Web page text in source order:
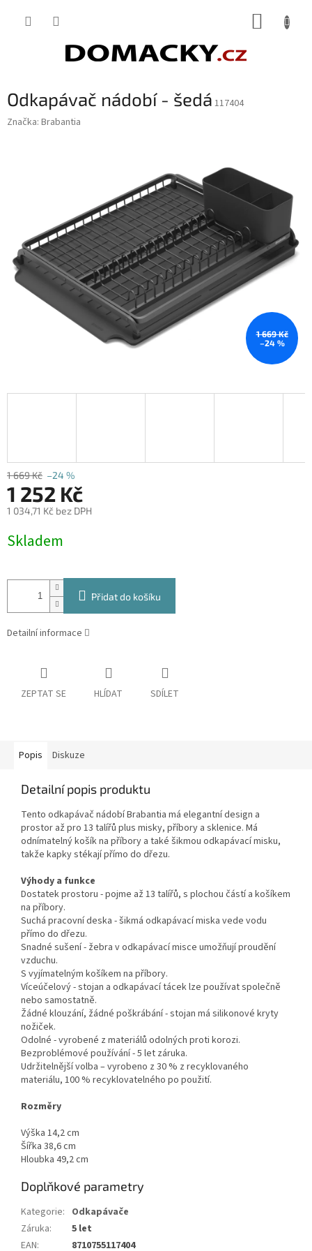
Odkapávač nádobí - šedá 117404
Značka: Brabantia
1 669 Kč
–24 %
1 669 Kč –24 %
1 252 Kč
1 034,71 Kč bez DPH
cena:
Skladem
Přidat do košíku
Detailní informace
ZEPTAT SE HLÍDAT SDÍLET
Popis Diskuze
Detailní popis produktu
Tento odkapávač nádobí Brabantia má elegantní design a
prostor až pro 13 talířů plus misky, příbory a sklenice. Má
odnímatelný košík na příbory a také šikmou odkapávací misku,
takže kapky stékají přímo do dřezu.
Výhody a funkce
Dostatek prostoru - pojme až 13 talířů, s plochou částí a košíkem
na příbory.
Suchá pracovní deska - šikmá odkapávací miska vede vodu
přímo do dřezu.
Snadné sušení - žebra v odkapávací misce umožňují proudění
vzduchu.
S vyjímatelným košíkem na příbory.
Víceúčelový - stojan a odkapávací tácek lze používat společně
nebo samostatně.
Žádné klouzání, žádné poškrábání - stojan má silikonové kryty
nožiček.
Odolné - vyrobené z materiálů odolných proti korozi.
Bezproblémové používání - 5 let záruka.
Udržitelnější volba – vyrobeno z 30 % z recyklovaného
materiálu, 100 % recyklovatelného po použití.
Rozměry
Výška 14,2 cm
Šířka 38,6 cm
Hloubka 49,2 cm
Doplňkové parametry
Kategorie: Odkapávače
Záruka:
5 let
EAN: 8710755117404